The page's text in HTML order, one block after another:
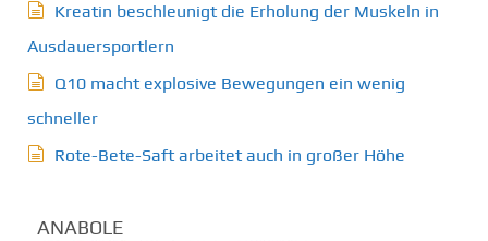
Kreatin beschleunigt die Erholung der Muskeln in
Ausdauersportlern
Q10 macht explosive Bewegungen ein wenig
schneller
Rote-Bete-Saft arbeitet auch in großer Höhe
ANABOLE